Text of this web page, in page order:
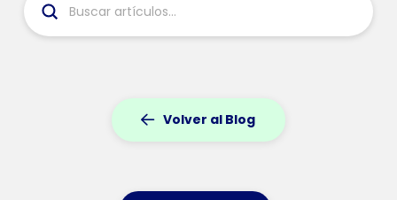
Search
Submit
Volver al Blog